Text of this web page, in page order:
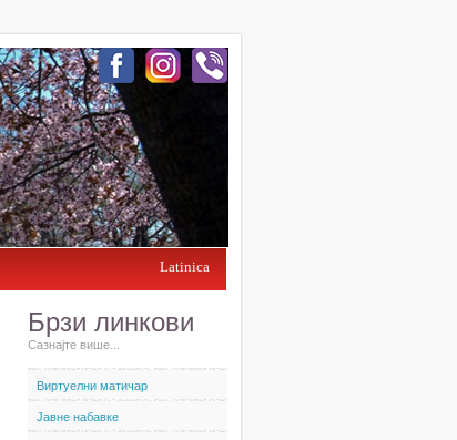
Latinica
Брзи линкови
Сазнајте више...
Виртуелни матичар
Јавне набавке